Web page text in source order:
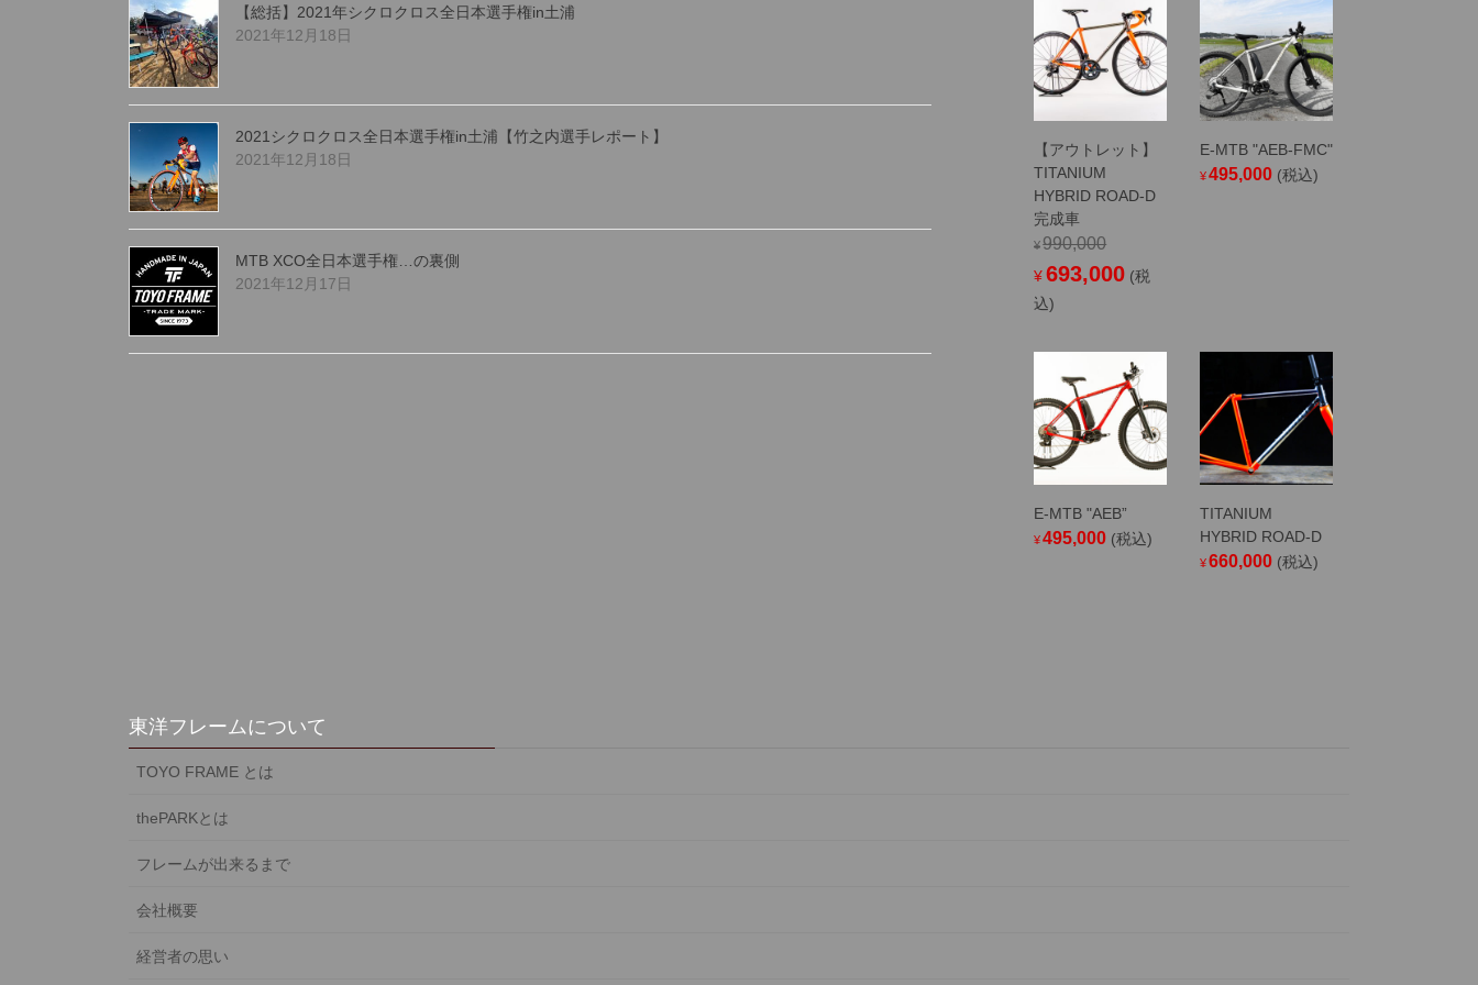
【総括】2021年シクロクロス全日本選手権in土浦
2021年12月18日
2021シクロクロス全日本選手権in土浦【竹之内選手レポート】
2021年12月18日
MTB XCO全日本選手権…の裏側
2021年12月17日
¥115,500
【アウトレット】
TITANIUM
HYBRID ROAD-D
完成車
¥990,000
Original
price
¥990,000.
¥693,000Current
¥693,000.
(税
込)
E-MTB "AEB-FMC"
¥495,000 (税込)
E-MTB "AEB”
¥495,000 (税込)
TITANIUM
HYBRID ROAD-D
¥660,000 (税込)
東洋フレームについて
TOYO FRAME とは
thePARKとは
フレームが出来るまで
会社概要
経営者の思い